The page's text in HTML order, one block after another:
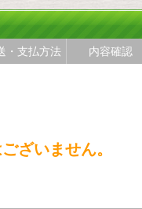
・支払方法 内容確認
ざいません。